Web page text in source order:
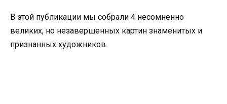
В этой публикации мы собрали 4 несомненно
великих, но незавершенных картин знаменитых и
признанных художников.